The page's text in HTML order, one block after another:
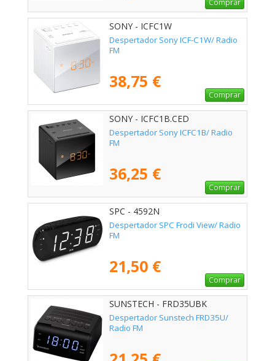
Comprar
SONY - ICFC1W
Despertador Sony ICF-C1W/ Radio
FM
38,75 €
Comprar
SONY - ICFC1B.CED
Despertador Sony ICFC1B/ Radio
FM
36,25 €
Comprar
SPC - 4592N
Despertador SPC Frodi View/ Radio
FM
21,50 €
Comprar
SUNSTECH - FRD35UBK
Despertador Sunstech FRD35U/
Radio FM